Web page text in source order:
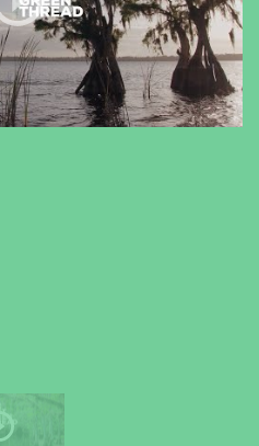
DE FILMS